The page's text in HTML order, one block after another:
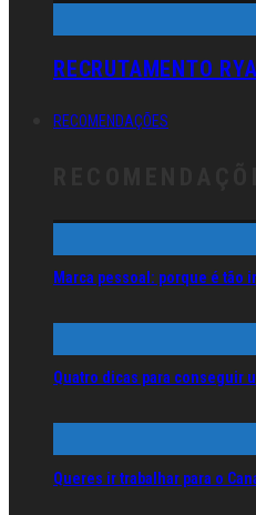
RECRUTAMENTO
RECOMENDAÇÕES
Marca pessoal: porque é tão
Quatro dicas para conseguir
Queres ir trabalhar para o